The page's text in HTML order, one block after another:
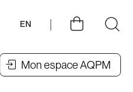
EN
Mon espace AQPM